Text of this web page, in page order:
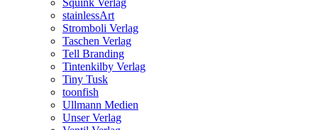
Squink Verlag
stainlessArt
Stromboli Verlag
Taschen Verlag
Tell Branding
Tintenkilby Verlag
Tiny Tusk
toonfish
Ullmann Medien
Unser Verlag